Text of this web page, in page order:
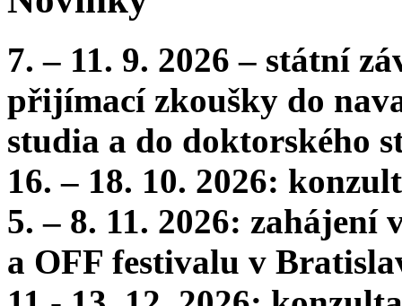
7. – 11. 9. 2026 – státní
přijímací zkoušky do
studia a do doktorského
16. – 18. 10. 2026:
5. – 8. 11. 2026:
a OFF festivalu v